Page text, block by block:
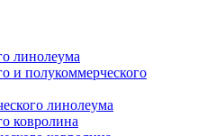
линолеума
и полукоммерческого
линолеума
ковролина